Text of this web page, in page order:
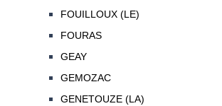
FOUILLOUX (LE)
FOURAS
GEAY
GEMOZAC
GENETOUZE (LA)